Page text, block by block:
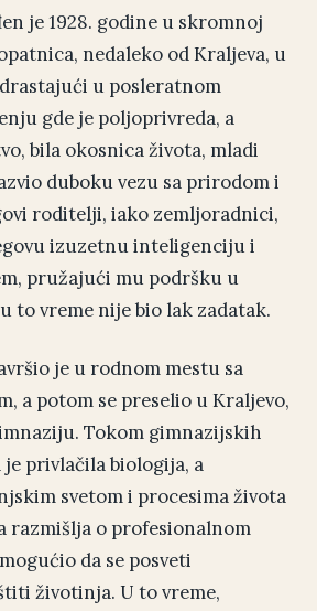
je 1928. godine u skromnoj
nedaleko od Kraljeva, u
u posleratnom
gde je poljoprivreda, a
bila okosnica života, mladi
duboku vezu sa prirodom i
roditelji, iako zemljoradnici,
izuzetnu inteligenciju i
pružajući mu podršku u
to vreme nije bio lak zadatak.
je u rodnom mestu sa
a potom se preselio u Kraljevo,
Tokom gimnazijskih
je privlačila biologija, a
svetom i procesima života
razmišlja o profesionalnom
da se posveti
životinja. U to vreme,